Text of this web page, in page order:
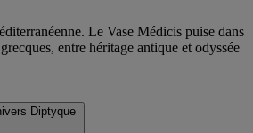
Le Vase Médicis puise dans
entre héritage antique et odyssée
Diptyque